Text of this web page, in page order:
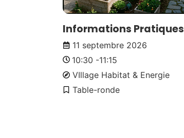
Informations Pratiques
11 septembre 2026
10:30 -11:15
VIllage Habitat & Energie
Table-ronde